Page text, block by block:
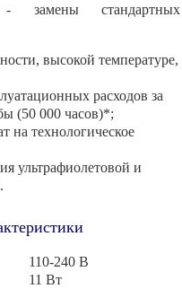
- замены стандартных
высокой температуре,
расходов за
(50 000 часов)*;
на технологическое
ультрафиолетовой и
110-240 В
11 Вт